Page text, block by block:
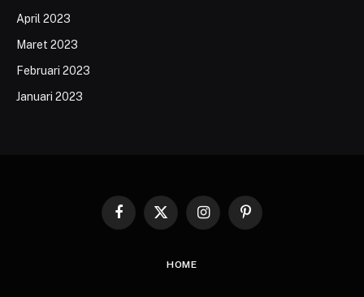
April 2023
Maret 2023
Februari 2023
Januari 2023
Facebook
X
InstagramPinterest
HOME